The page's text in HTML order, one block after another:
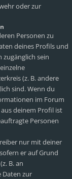
oder zur
Personen zu
deines Profils und
sein
(z. B. andere
sind. Wenn du
im Forum
deinem Profil ist
Personen
nur mit deiner
er auf Grund
B. an
Daten zur